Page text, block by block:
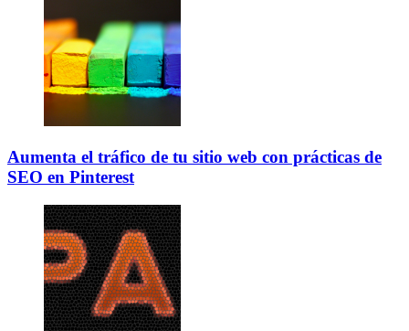
Aumenta el tráfico de tu sitio web con prácticas de
SEO en Pinterest